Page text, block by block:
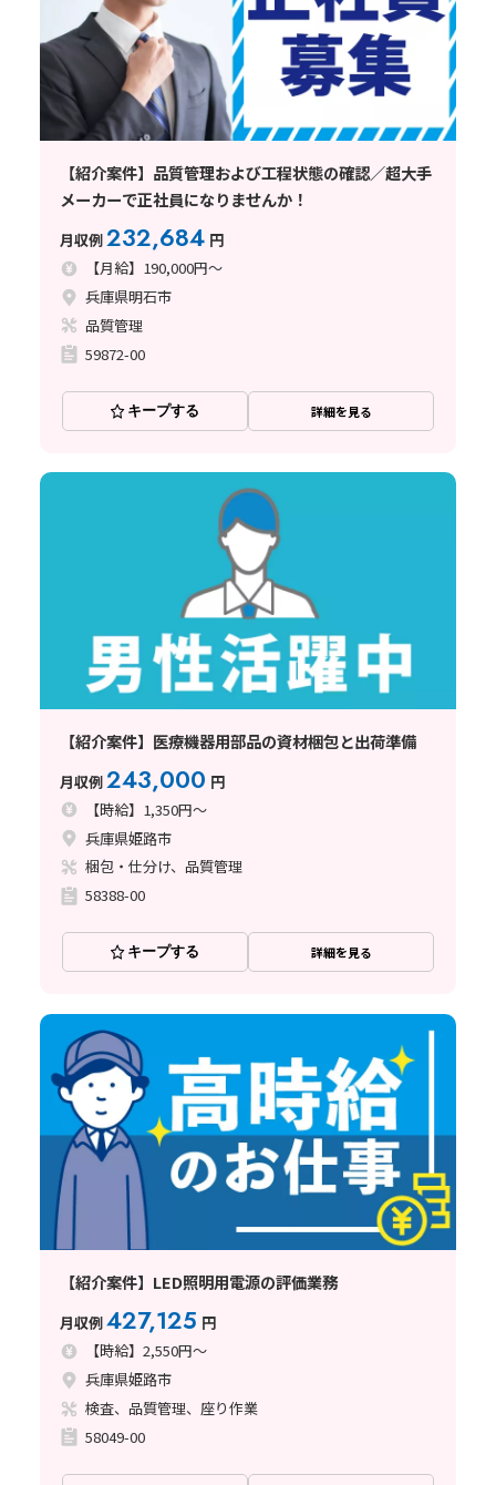
【紹介案件】品質管理および工程状態の確認／超大手
メーカーで正社員になりませんか！
月収例232,684 円
【月給】190,000円～
兵庫県明石市
品質管理
59872-00
キープする 詳細を見る
【紹介案件】医療機器用部品の資材梱包と出荷準備
月収例243,000 円
【時給】1,350円～
兵庫県姫路市
梱包・仕分け、品質管理
58388-00
キープする 詳細を見る
【紹介案件】LED照明用電源の評価業務
月収例427,125 円
【時給】2,550円～
兵庫県姫路市
検査、品質管理、座り作業
58049-00